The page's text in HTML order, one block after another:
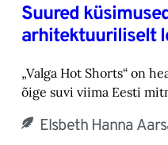
Suured
arhitektuuriliselt
„Valga Hot Shorts“ on
õige suvi viima Eesti
Elsbeth Hanna